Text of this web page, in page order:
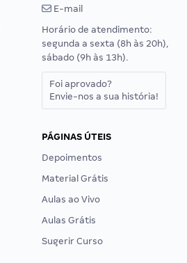
E-mail
Horário de atendimento:
segunda a sexta (8h às 20h),
sábado (9h às 13h).
Foi aprovado?
Envie-nos a sua história!
PÁGINAS ÚTEIS
Depoimentos
Material Grátis
Aulas ao Vivo
Aulas Grátis
Sugerir Curso